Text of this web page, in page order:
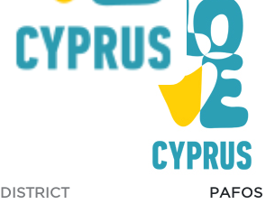
DISTRICT
PAFOS